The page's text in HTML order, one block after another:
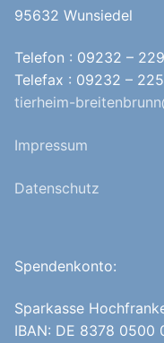
95632 Wunsiedel
Telefon : 09232 –
Telefax : 09232 –
tierheim-
Impressum
Datenschutz
Spendenkonto:
Sparkasse
IBAN: DE 8378